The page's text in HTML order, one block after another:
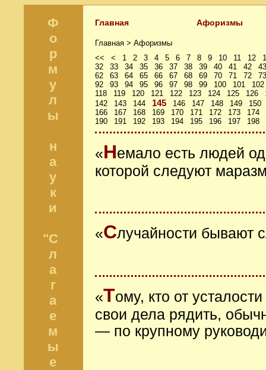
Ф
о
р
м
у
л
ы
н
а
у
к
и
"С
л
а
г
а
е
м
ы
е
Главная Афоризмы
Главная > Афоризмы
<<
< 1 2 3 4 5 6 7 8 9 10 11 12
32
33 34 35 36 37 38 39 40 41 42
43
62
63 64 65 66 67 68 69 70 71 72
73
92
93 94 95 96 97 98 99 100 101
102
118
119 120 121 122 123 124 125 126
142
143 144 145 146 147 148 149
150
166
167 168 169 170 171 172 173
174
190
191 192 193 194 195 196 197 198
«Немало есть людей
которой следуют
«Случайности бывают
«Тому, кто от
свои дела рядить,
— по крупному